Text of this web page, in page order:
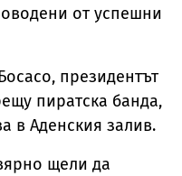
от успешни
президентът
пиратска банда,
в Аденския залив.
щели да